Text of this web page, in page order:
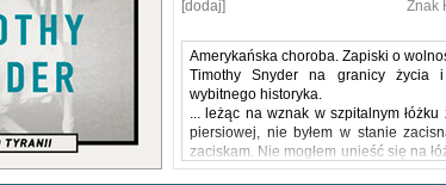
[dodaj]
Znak
Amerykańska choroba. Zapiski o
Timothy Snyder na granicy życia
wybitnego historyka.
... leżąc na wznak w szpitalnym
piersiowej, nie byłem w stanie
zaciskam. Nie mogłem unieść się na
Byłem kolejnym pacjentem na